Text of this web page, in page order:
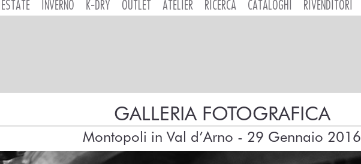
ESTATE INVERNO K-DRY OUTLET ATELIER RICERCA CATALOGHI RIVENDITORI
GALLERIA FOTOGRAFICA
Montopoli in Val d’Arno - 29 Gennaio 2016